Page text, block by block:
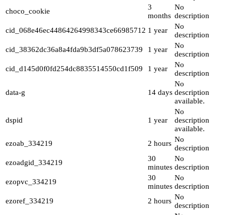
choco_cookie
3
months
No
description
cid_068e46ec44864264998343ce66985712 1 year
No
description
cid_38362dc36a8a4fda9b3df5a078623739
1 year
No
description
cid_d145d0f0fd254dc8835514550cd1f509
1 year
No
description
data-g 14 days
No
description
available.
dspid 1 year
No
description
available.
ezoab_334219
2 hours No
description
ezoadgid_334219
30
minutes
No
description
ezopvc_334219
30
minutes
No
description
ezoref_334219
2 hours No
description